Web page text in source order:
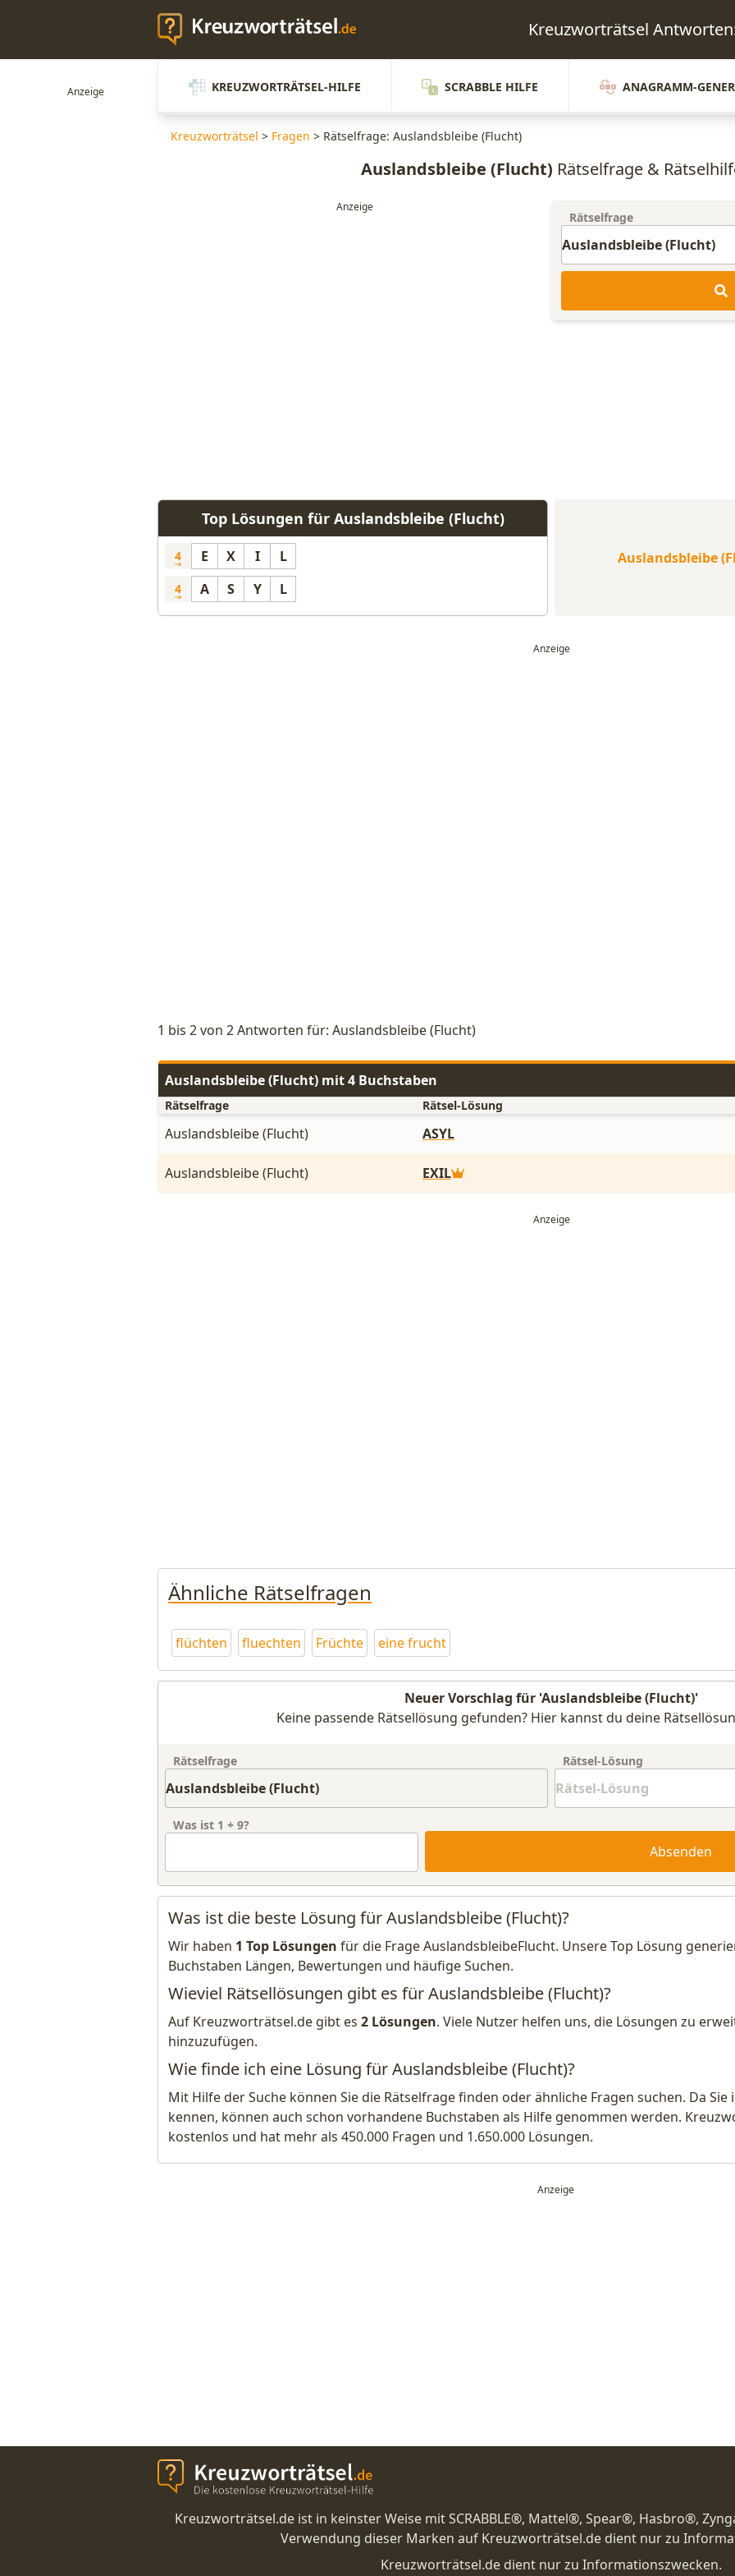
Kreuzworträtsel Antworten:
KREUZWORTRÄTSEL-HILFE SCRABBLE HILFE ANAGRAMM-
Kreuzworträtsel > Fragen > Rätselfrage: Auslandsbleibe (Flucht)
Auslandsbleibe (Flucht) Rätselfrage &
Rätselfrage
Top Lösungen für Auslandsbleibe (Flucht)
4 E X I L
4 A S Y L
Auslandsbleibe
1 bis 2 von 2 Antworten für: Auslandsbleibe (Flucht)
Auslandsbleibe (Flucht) mit 4 Buchstaben
Rätselfrage Rätsel-Lösung
Auslandsbleibe (Flucht) ASYL
Auslandsbleibe (Flucht) EXIL
Ähnliche Rätselfragen
flüchten fluechten Früchte eine frucht
Neuer Vorschlag für 'Auslandsbleibe (Flucht)'
Keine passende Rätsellösung gefunden? Hier kannst du deine
Rätselfrage Rätsel-Lösung
Was ist 1 + 9?
Absenden
Was ist die beste Lösung für Auslandsbleibe (Flucht)?
Wir haben 1 Top Lösungen für die Frage AuslandsbleibeFlucht. Unsere Top Lösung
Buchstaben Längen, Bewertungen und häufige Suchen.
Wieviel Rätsellösungen gibt es für Auslandsbleibe (Flucht)?
Auf Kreuzworträtsel.de gibt es 2 Lösungen. Viele Nutzer helfen uns, die Lösungen zu
hinzuzufügen.
Wie finde ich eine Lösung für Auslandsbleibe (Flucht)?
Mit Hilfe der Suche können Sie die Rätselfrage finden oder ähnliche Fragen suchen. Da
kennen, können auch schon vorhandene Buchstaben als Hilfe genommen werden.
kostenlos und hat mehr als 450.000 Fragen und 1.650.000 Lösungen.
Kreuzworträtsel.de ist in keinster Weise mit SCRABBLE®, Mattel®, Spear®, Hasbro®,
Verwendung dieser Marken auf Kreuzworträtsel.de dient nur zu
Kreuzworträtsel.de dient nur zu Informationszwecken.